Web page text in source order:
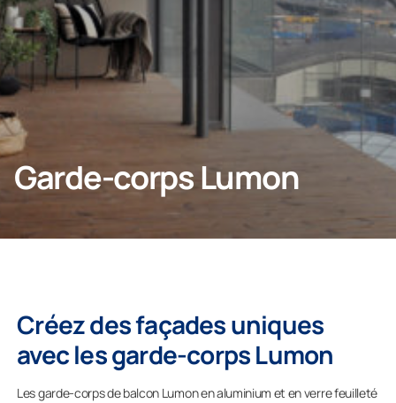
Particulier
Entreprise
Garde-corps Lumon
Créez des façades uniques
avec les garde-corps Lumon
Les garde-corps de balcon Lumon en aluminium et en verre feuilleté